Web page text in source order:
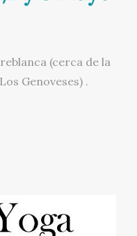
(cerca de la
Genoveses) .